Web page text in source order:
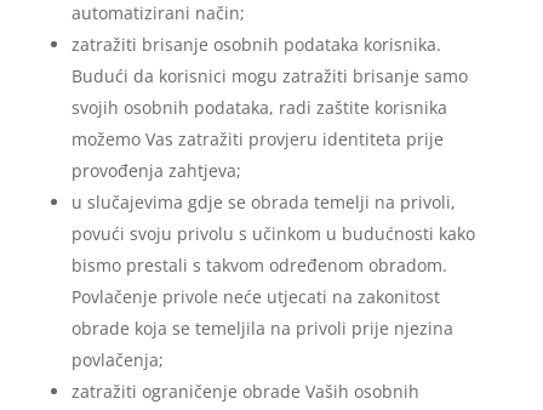
automatizirani način;
zatražiti brisanje osobnih podataka korisnika.
Budući da korisnici mogu zatražiti brisanje samo
svojih osobnih podataka, radi zaštite korisnika
možemo Vas zatražiti provjeru identiteta prije
provođenja zahtjeva;
u slučajevima gdje se obrada temelji na privoli,
povući svoju privolu s učinkom u budućnosti kako
bismo prestali s takvom određenom obradom.
Povlačenje privole neće utjecati na zakonitost
obrade koja se temeljila na privoli prije njezina
povlačenja;
zatražiti ograničenje obrade Vaših osobnih